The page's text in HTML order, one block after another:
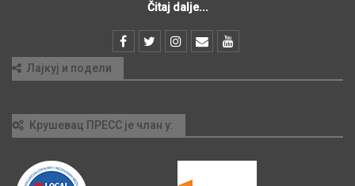
Čitaj dalje...
Лајкуј и подели
Крушевац ПРЕСС је члан у: